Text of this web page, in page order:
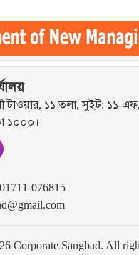
টাওয়ার, ১১ তলা, সুইট: ১১-এফ,
১০০০।
076815
Corporate Sangbad. All